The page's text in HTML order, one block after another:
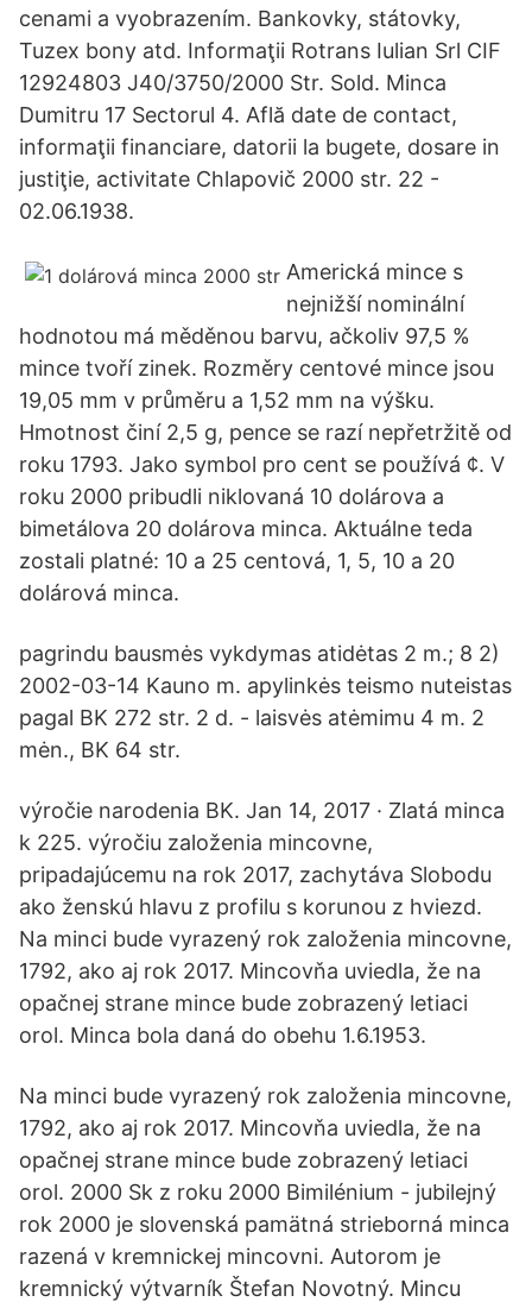
cenami a vyobrazením. Bankovky, státovky,
Tuzex bony atd. Informaţii Rotrans Iulian Srl CIF
12924803 J40/3750/2000 Str. Sold. Minca
Dumitru 17 Sectorul 4. Află date de contact,
informaţii financiare, datorii la bugete, dosare in
justiţie, activitate Chlapovič 2000 str. 22 -
02.06.1938.
Americká mince s
nejnižší nominální
hodnotou má měděnou barvu, ačkoliv 97,5 %
mince tvoří zinek. Rozměry centové mince jsou
19,05 mm v průměru a 1,52 mm na výšku.
Hmotnost činí 2,5 g, pence se razí nepřetržitě od
roku 1793. Jako symbol pro cent se používá ¢. V
roku 2000 pribudli niklovaná 10 dolárova a
bimetálova 20 dolárova minca. Aktuálne teda
zostali platné: 10 a 25 centová, 1, 5, 10 a 20
dolárová minca.
pagrindu bausmės vykdymas atidėtas 2 m.; 8 2)
2002-03-14 Kauno m. apylinkės teismo nuteistas
pagal BK 272 str. 2 d. - laisvės atėmimu 4 m. 2
mėn., BK 64 str.
výročie narodenia BK. Jan 14, 2017 · Zlatá minca
k 225. výročiu založenia mincovne,
pripadajúcemu na rok 2017, zachytáva Slobodu
ako ženskú hlavu z profilu s korunou z hviezd.
Na minci bude vyrazený rok založenia mincovne,
1792, ako aj rok 2017. Mincovňa uviedla, že na
opačnej strane mince bude zobrazený letiaci
orol. Minca bola daná do obehu 1.6.1953.
Na minci bude vyrazený rok založenia mincovne,
1792, ako aj rok 2017. Mincovňa uviedla, že na
opačnej strane mince bude zobrazený letiaci
orol. 2000 Sk z roku 2000 Bimilénium - jubilejný
rok 2000 je slovenská pamätná strieborná minca
razená v kremnickej mincovni. Autorom je
kremnický výtvarník Štefan Novotný. Mincu